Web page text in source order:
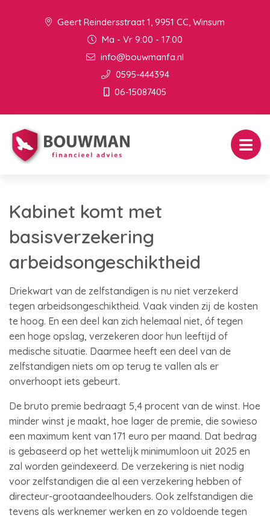
Geert Reindersstraat 1, 9951 CC, Winsum
Ma - Vr 9:00 - 17:00
info@bouwmanfa.nl
0595-444394
06-15087405
Kabinet komt met
basisverzekering
arbeidsongeschiktheid
Driekwart van de zelfstandigen is nu niet verzekerd
tegen arbeidsongeschiktheid. Vaak vinden zij de kosten
te hoog. En een deel kan zich helemaal niet, óf tegen
een hoge opslag, verzekeren door hun leeftijd of
medische situatie. Daarmee heeft een deel van de
zelfstandigen niets om op terug te vallen als er
onverhoopt iets gebeurt.
De bruto premie bedraagt 5,4 procent van de winst. Hoe
minder winst je maakt, hoe lager de premie, die sowieso
een maximum kent van 171 euro per maand. Dat bedrag
is gebaseerd op het wettelijk minimumloon uit 2025 en
zal worden geïndexeerd. De verzekering is niet nodig
voor zelfstandigen die al een verzekering hebben of
directeur-grootaandeelhouders. Ook zelfstandigen die
tevens als werknemer werken en zo voldoende tegen